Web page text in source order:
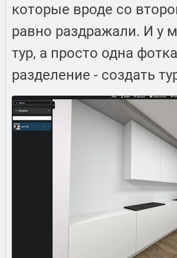
которые вроде со
равно раздражали. И у
тур, а просто одна
разделение - создать